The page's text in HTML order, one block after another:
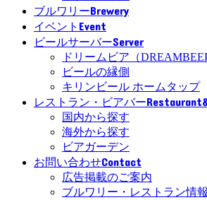
ブルワリーBrewery
イベント Event
ビールサーバーServer
ドリームビア（
ビールの縁側
キリンビール ホームタップ
レストラン・ビアバー
国内から探す
海外から探す
ビアガーデン
お問い合わせContact
広告掲載のご案内
ブルワリー・レストラン情